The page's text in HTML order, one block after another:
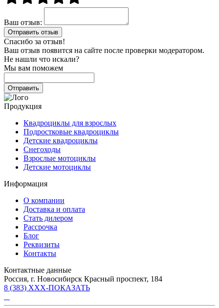
Ваш отзыв:
Спасибо за отзыв!
Ваш отзыв появится на сайте после проверки модератором.
Не нашли что искали?
Мы вам поможем
Продукция
Квадроциклы для взрослых
Подростковые квадроциклы
Детские квадроциклы
Снегоходы
Взрослые мотоциклы
Детские мотоциклы
Информация
О компании
Доставка и оплата
Стать дилером
Рассрочка
Блог
Реквизиты
Контакты
Контактные данные
Россия, г. Новосибирск Красный проспект, 184
8 (383) XXX-ПОКАЗАТЬ